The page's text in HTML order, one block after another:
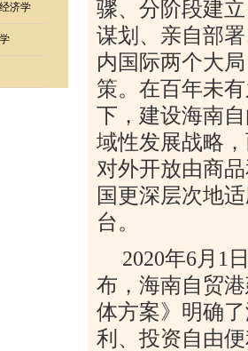
济学
骤、分阶段建
谋划、亲自部
内国际两个大
策。在百年未
下，建设海南
域性发展战略
对外开放由商
国更深层次地
台。
2020年6月 1
布，海南自贸
体方案》明确
利、投资自由